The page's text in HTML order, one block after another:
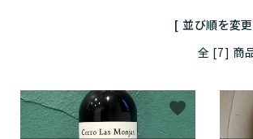
トレジャーフロムネイチャー
株式会社ラフィネ
[ 並び順を変
全 [7] 商
favorite